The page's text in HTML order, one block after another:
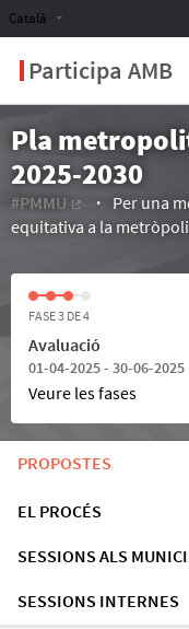
Participa AMB
Català
Pla
2025-2030
#PMMU
(Enllaç extern)
Per una
equitativa a la
FASE 3 DE 4
Avaluació
01-04-2025 - 30-06-2025
Veure les fases
PROPOSTES
EL PROCÉS
SESSIONS ALS
SESSIONS INTERNES